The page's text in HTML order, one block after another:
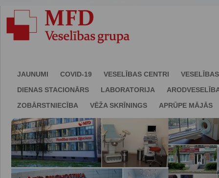
JAUNUMI COVID-19 VESELĪBAS CENTRI
DIENAS STACIONĀRS
LABORATORIJA
ZOBĀRSTNIECĪBA
VĒŽA SKRĪNINGS APRŪPE MĀJĀS